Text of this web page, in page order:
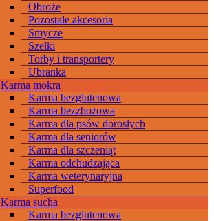
Obroże
Pozostałe akcesoria
Smycze
Szelki
Torby i transportery
Ubranka
Karma mokra
Karma bezglutenowa
Karma bezzbożowa
Karma dla psów dorosłych
Karma dla seniorów
Karma dla szczeniąt
Karma odchudzająca
Karma weterynaryjna
Superfood
Karma sucha
Karma bezglutenowa